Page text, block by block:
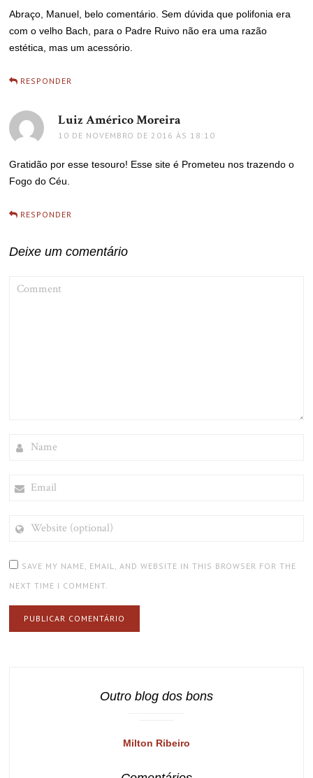
Abraço, Manuel, belo comentário. Sem dúvida que polifonia era
com o velho Bach, para o Padre Ruivo não era uma razão
estética, mas um acessório.
RESPONDER
Luiz Américo Moreira
10 DE NOVEMBRO DE 2016 ÀS 18:10
Gratidão por esse tesouro! Esse site é Prometeu nos trazendo o
Fogo do Céu.
RESPONDER
Deixe um comentário
(OPTIONAL)
SAVE MY NAME, EMAIL, AND WEBSITE IN THIS BROWSER FOR THE
NEXT TIME I COMMENT.
Outro blog dos bons
Milton Ribeiro